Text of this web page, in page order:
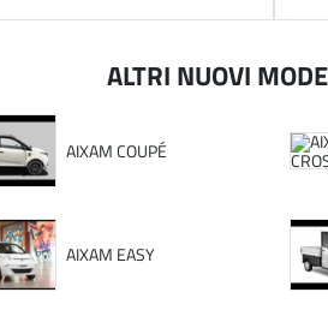
ALTRI NUOVI
AIXAM COUPÉ
AIXAM EASY